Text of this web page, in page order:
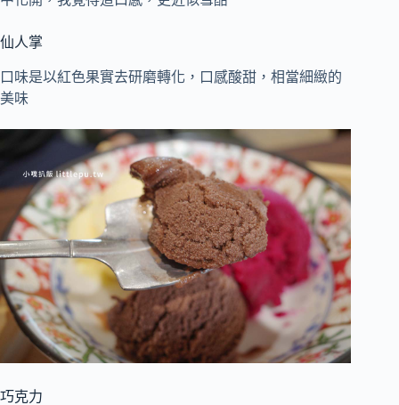
仙人掌
口味是以紅色果實去研磨轉化，口感酸甜，相當細緻的
美味
巧克力